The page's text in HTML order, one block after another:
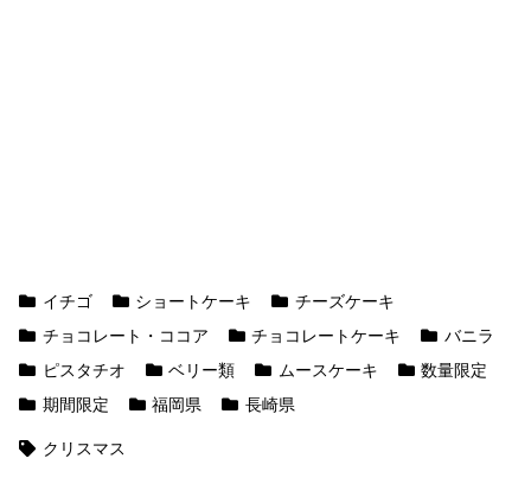
イチゴ ショートケーキ
チーズケーキ
チョコレート・ココア
チョコレートケーキ
バニラ
ピスタチオ
ベリー類 ムースケーキ
数量限定
期間限定
福岡県 長崎県
クリスマス